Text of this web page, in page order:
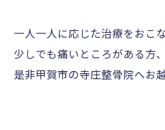
一人一人に応じた治療をおこ
少しでも痛いところがある方
是非甲賀市の寺庄整骨院へお